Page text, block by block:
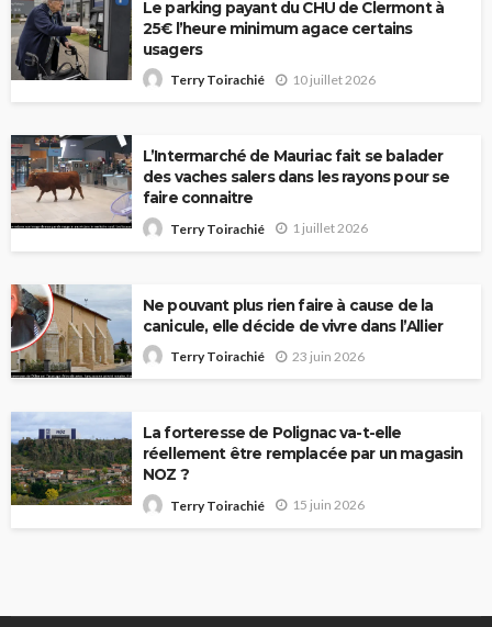
Le parking payant du CHU de Clermont à
25€ l’heure minimum agace certains
usagers
Terry Toirachié 10 juillet 2026
L’Intermarché de Mauriac fait se balader
des vaches salers dans les rayons pour se
faire connaitre
Terry Toirachié 1 juillet 2026
Ne pouvant plus rien faire à cause de la
canicule, elle décide de vivre dans l’Allier
Terry Toirachié 23 juin 2026
La forteresse de Polignac va-t-elle
réellement être remplacée par un magasin
NOZ ?
Terry Toirachié 15 juin 2026